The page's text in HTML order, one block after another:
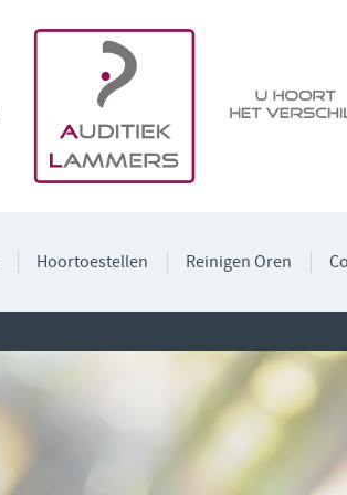
Hoortoestellen Reinigen Oren